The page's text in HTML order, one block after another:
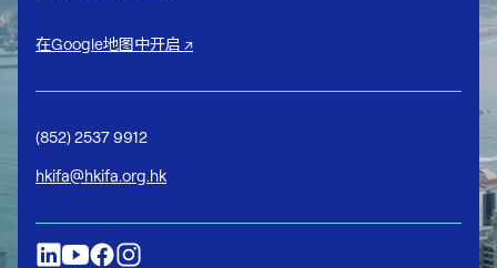
在Google地图中开启 ↗
(852) 2537 9912
hkifa@hkifa.org.hk